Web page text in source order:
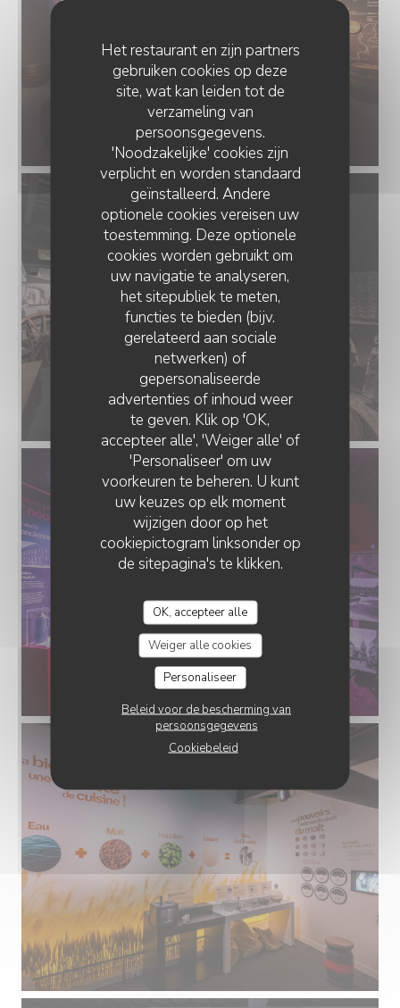
Het restaurant en zijn partners
gebruiken cookies op deze
site, wat kan leiden tot de
verzameling van
persoonsgegevens.
'Noodzakelijke' cookies zijn
verplicht en worden standaard
geïnstalleerd. Andere
optionele cookies vereisen uw
toestemming. Deze optionele
cookies worden gebruikt om
uw navigatie te analyseren,
het sitepubliek te meten,
functies te bieden (bijv.
gerelateerd aan sociale
netwerken) of
gepersonaliseerde
advertenties of inhoud weer
te geven. Klik op 'OK,
accepteer alle', 'Weiger alle' of
'Personaliseer' om uw
voorkeuren te beheren. U kunt
uw keuzes op elk moment
wijzigen door op het
cookiepictogram linksonder op
de sitepagina's te klikken.
OK, accepteer alle
Weiger alle cookies
Personaliseer
Beleid voor de bescherming van
persoonsgegevens
Cookiebeleid